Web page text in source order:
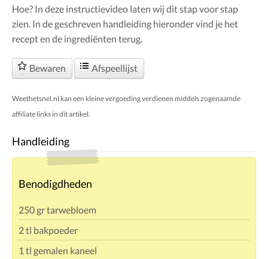
Hoe? In deze instructievideo laten wij dit stap voor stap
zien. In de geschreven handleiding hieronder vind je het
recept en de ingrediënten terug.
Bewaren Afspeellijst
Weethetsnel.nl kan een kleine vergoeding verdienen middels zogenaamde
affiliate links in dit artikel.
Handleiding
Benodigdheden
250 gr tarwebloem
2 tl bakpoeder
1 tl gemalen kaneel